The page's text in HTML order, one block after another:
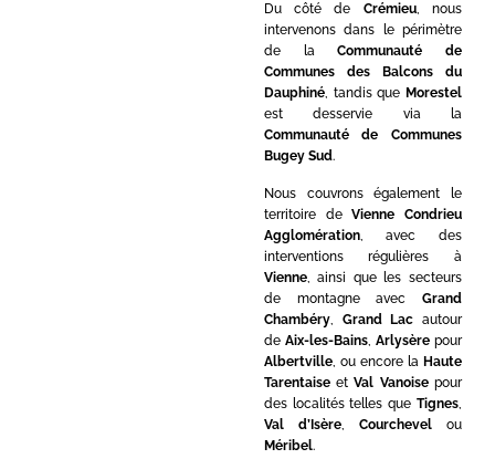
Du côté de Crémieu, nous
intervenons dans le périmètre
de laCommunauté de
Communes des Balcons du
Dauphiné, tandis que Morestel
est desservie via la
Communauté de Communes
Bugey Sud.
Nous couvrons également le
territoire deVienne Condrieu
Agglomération, avec des
interventions régulières à
Vienne, ainsi que les secteurs
de montagne avec Grand
Chambéry, Grand Lac autour
de Aix-les-Bains, Arlysèrepour
Albertville, ou encore la Haute
TarentaiseetVal Vanoisepour
des localités telles que Tignes
Val d’Isère, Courchevelou
Méribel.